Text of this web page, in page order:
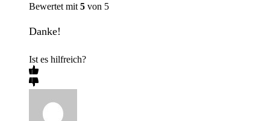
Bewertet mit 5 von 5
Danke!
Ist es hilfreich?